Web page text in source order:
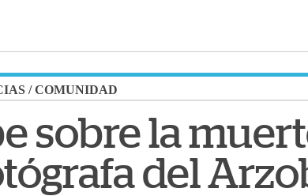
/COMUNIDAD
sobre la
del